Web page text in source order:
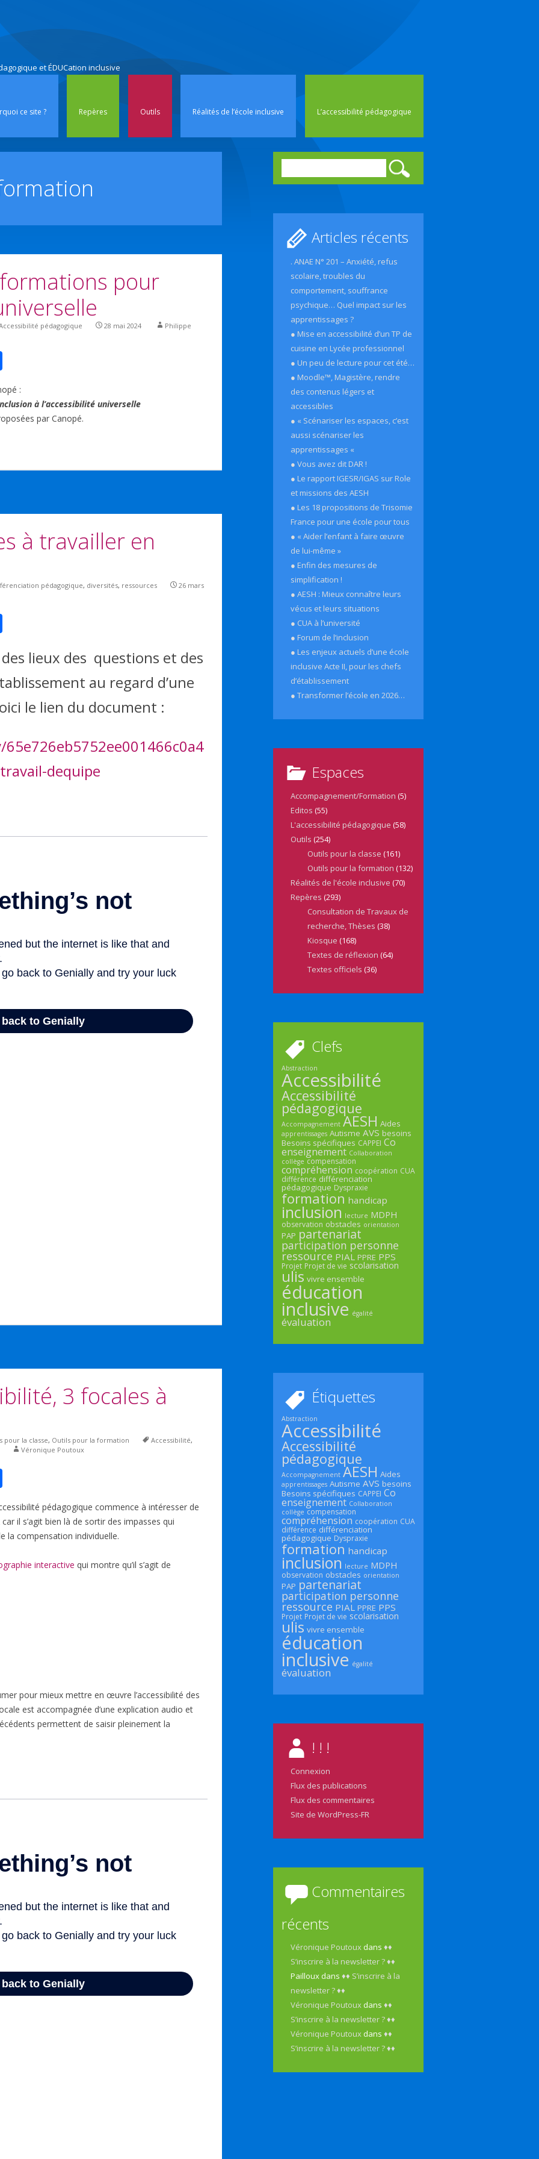
et ÉDUCation inclusive
ce site ? Repères Outils Réalités de l’école inclusive L’accessibilité pédagogique
formations pour
pédagogique 28 mai 2024
Philippe
ar
ta
g
:
à l’accessibilité universelle
par Canopé.
à travailler en
pédagogique, diversités, ressources
26 mars
ta
g
er
lieux des questions et des
au regard d’une
le lien du document :
dequipe
3 focales à
pour la classe, Outils pour la formation Accessibilité,
Véronique Poutoux
ta
g
er
pédagogique commence à intéresser de
il s’agit bien là de sortir des impasses qui
la compensation individuelle.
interactive qui montre qu’il s’agit de
pour mieux mettre en œuvre l’accessibilité des
est accompagnée d’une explication audio et
permettent de saisir pleinement la
Articles récents
. ANAE N° 201 – Anxiété, refus
scolaire, troubles du
comportement, souffrance
psychique… Quel impact sur les
apprentissages ?
● Mise en accessibilité d’un TP de
cuisine en Lycée professionnel
● Un peu de lecture pour cet été…
● Moodle™, Magistère, rendre
des contenus légers et
accessibles
● « Scénariser les espaces, c’est
aussi scénariser les
apprentissages «
● Vous avez dit DAR !
● Le rapport IGESR/IGAS sur Role
et missions des AESH
● Les 18 propositions de Trisomie
France pour une école pour tous
● « Aider l’enfant à faire œuvre
de lui-même »
● Enfin des mesures de
simplification !
● AESH : Mieux connaître leurs
vécus et leurs situations
● CUA à l’université
● Forum de l’inclusion
● Les enjeux actuels d’une école
inclusive Acte II, pour les chefs
d’établissement
● Transformer l’école en 2026…
Espaces
Accompagnement/Formation (5)
Editos (55)
L'accessibilité pédagogique (58)
Outils (254)
Outils pour la classe (161)
Outils pour la formation (132)
Réalités de l'école inclusive (70)
Repères (293)
Consultation de Travaux de
recherche, Thèses (38)
Kiosque (168)
Textes de réflexion (64)
Textes officiels (36)
Clefs
Abstraction
Accessibilité
Accessibilité
pédagogique
Accompagnement AESH Aides
apprentissages Autisme AVS besoins
Besoins spécifiques CAPPEI Co
enseignement Collaboration
collège compensation
compréhension coopération CUA
différence différenciation
pédagogique Dyspraxie
formation handicap
inclusion lecture MDPH
observation obstacles orientation
PAP partenariat
participation personne
ressource PIAL PPRE PPS
Projet Projet de vie scolarisation
ulis vivre ensemble
éducation
inclusive égalité
évaluation
Étiquettes
Abstraction
Accessibilité
Accessibilité
pédagogique
Accompagnement AESH Aides
apprentissages Autisme AVS besoins
Besoins spécifiques CAPPEI Co
enseignement Collaboration
collège compensation
compréhension coopération CUA
différence différenciation
pédagogique Dyspraxie
formation handicap
inclusion lecture MDPH
observation obstacles orientation
PAP partenariat
participation personne
ressource PIAL PPRE PPS
Projet Projet de vie scolarisation
ulis vivre ensemble
éducation
inclusive égalité
évaluation
! ! !
Connexion
Flux des publications
Flux des commentaires
Site de WordPress-FR
Commentaires
récents
Véronique Poutoux dans♦♦
S’inscrire à la newsletter ? ♦♦
Pailloux dans♦♦ S’inscrire à la
newsletter ? ♦♦
Véronique Poutoux dans♦♦
S’inscrire à la newsletter ? ♦♦
Véronique Poutoux dans♦♦
S’inscrire à la newsletter ? ♦♦